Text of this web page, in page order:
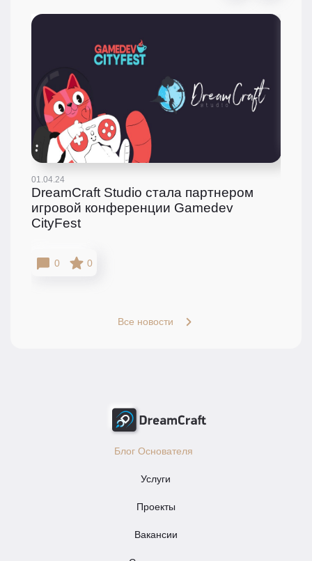
01.04.24
DreamCraft Studio стала партнером
игровой конференции Gamedev
CityFest
0 0
Все новости
Блог Основателя
Услуги
Проекты
Вакансии